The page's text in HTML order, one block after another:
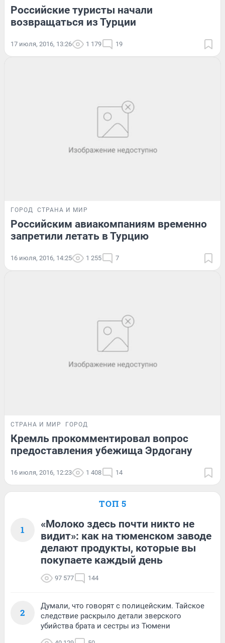
Российские туристы начали
возвращаться из Турции
17 июля, 2016, 13:26 1 179 19
ГОРОД СТРАНА И МИР
Российским авиакомпаниям временно
запретили летать в Турцию
16 июля, 2016, 14:25 1 255 7
СТРАНА И МИР ГОРОД
Кремль прокомментировал вопрос
предоставления убежища Эрдогану
16 июля, 2016, 12:23 1 408 14
ТОП 5
1
«Молоко здесь почти никто не
видит»: как на тюменском заводе
делают продукты, которые вы
покупаете каждый день
97 577 144
2
Думали, что говорят с полицейским. Тайское
следствие раскрыло детали зверского
убийства брата и сестры из Тюмени